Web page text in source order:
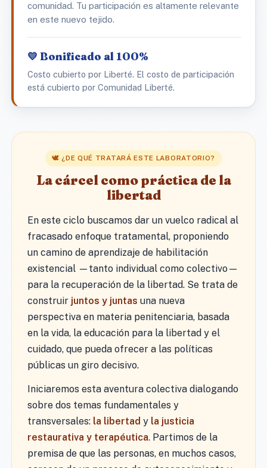
comunidad. Tu participación es altamente relevante
en este nuevo tejido.
💛 Bonificado al 100%
Costo cubierto por Liberté. El costo de participación
está cubierto por Comunidad Liberté.
🕊️ ¿DE QUÉ TRATARÁ ESTE LABORATORIO?
La cárcel como práctica de la
libertad
En este ciclo buscamos dar un vuelco radical al
fracasado enfoque tratamental, proponiendo
un camino de aprendizaje de habilitación
existencial —tanto individual como colectivo—
para la recuperación de la libertad. Se trata de
construir juntos y juntas una nueva
perspectiva en materia penitenciaria, basada
en la vida, la educación para la libertad y el
cuidado, que pueda ofrecer a las políticas
públicas un giro decisivo.
Iniciaremos esta aventura colectiva dialogando
sobre dos temas fundamentales y
transversales: la libertad y la justicia
restaurativa y terapéutica. Partimos de la
premisa de que las personas, en muchos casos,